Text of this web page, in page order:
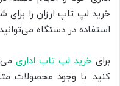
خرید لپ تاپ ارزان را
استفاده در دستگاه
برای خرید لپ تاپ اداری
کنید. با وجود محصولات